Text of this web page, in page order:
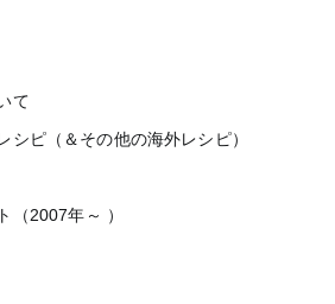
て
シピ（＆その他の海外レシピ）
（2007年～ ）